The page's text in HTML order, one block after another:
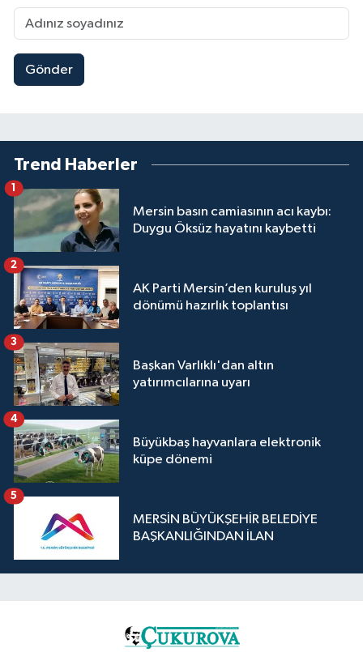
Gönder
Trend Haberler
Mersin basın camiasının acı kaybı:
Duygu Öksüz hayatını kaybetti
1
AK Parti Mersin’den kuruluş yıl
dönümü hazırlık toplantısı
2
Başkan Varlıklı'dan altın
yatırımcılarına uyarı
3
Büyükbaş hayvanlara elektronik
küpe dönemi
4
MERSİN BÜYÜKŞEHİR BELEDİYE
BAŞKANLIĞINDAN İLAN
5